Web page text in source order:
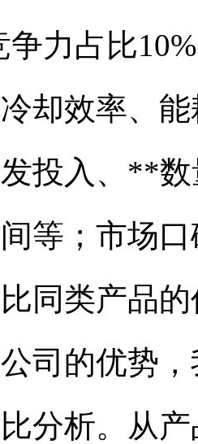
争力占比
却效率、
投入、**
等；市场
同类产品
司的优势
分析。从